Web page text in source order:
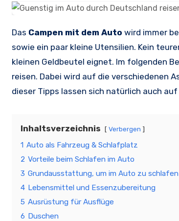
Das Campen mit dem Auto wird immer
sowie ein paar kleine Utensilien. Kein
kleinen Geldbeutel eignet. Im folgenden
reisen. Dabei wird auf die verschiedenen
dieser Tipps lassen sich natürlich auch
Inhaltsverzeichnis Verbergen
1 Auto als Fahrzeug & Schlafplatz
2 Vorteile beim Schlafen im Auto
3 Grundausstattung, um im Auto zu schlafen
4 Lebensmittel und Essenzubereitung
5 Ausrüstung für Ausflüge
6 Duschen